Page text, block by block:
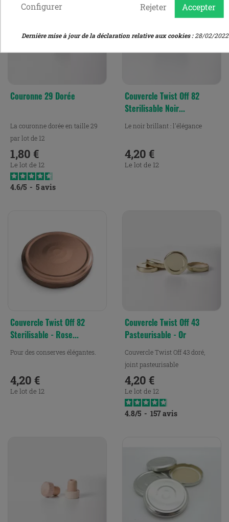
Couronne 29 Dorée
La couronne dorée en taille 29
par lot de 12
Prix
1,80 €
Le lot de 12
4.6/5 - 5avis
Couvercle Twist Off 82
Sterilisable Noir...
Le noir brillant : l'élégance
Prix
4,20 €
Le lot de 12
Couvercle Twist Off 82
Sterilisable - Rose...
Pour des conserves élégantes.
Prix
4,20 €
Le lot de 12
Couvercle Twist Off 43
Pasteurisable - Or
Couvercle Twist Off 43 doré,
joint pasteurisable
Prix
4,20 €
Le lot de 12
4.8/5 - 157avis
Accepter
Rejeter
Configurer
Dernière mise à jour de la déclaration relative aux cookies :28/02/2022